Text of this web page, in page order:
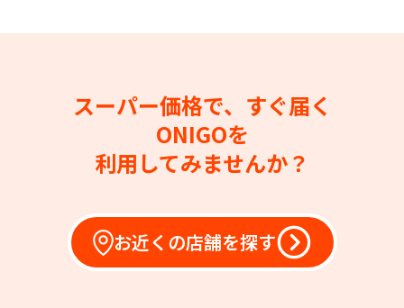
スーパー価格で、すぐ届く
ONIGOを
利用してみませんか？
お近くの店舗を探す